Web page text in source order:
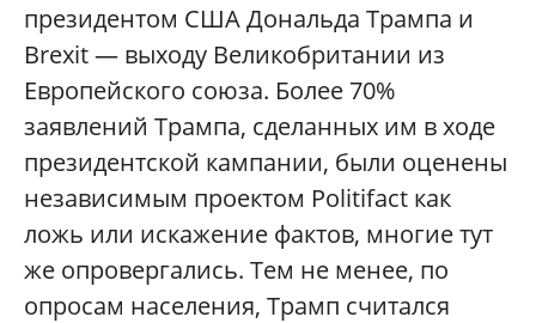
президентом США Дональда Трампа и
Brexit — выходу Великобритании из
Европейского союза. Более 70%
заявлений Трампа, сделанных им в ходе
президентской кампании, были оценены
независимым проектом Politifact как
ложь или искажение фактов, многие тут
же опровергались. Тем не менее, по
опросам населения, Трамп считался